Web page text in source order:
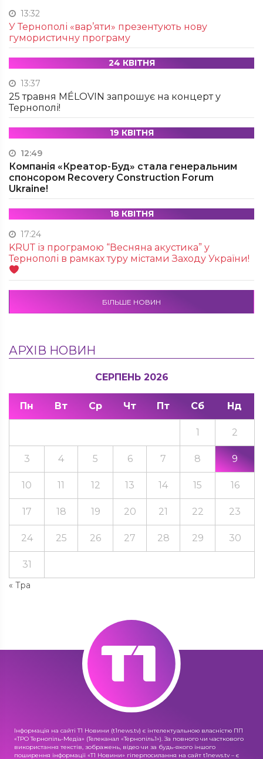
13:32
У Тернополі «вар’яти» презентують нову
гумористичну програму
24 КВІТНЯ
13:37
25 травня MÉLOVIN запрошує на концерт у
Тернополі!
19 КВІТНЯ
12:49
Компанія «Креатор-Буд» стала генеральним
спонсором Recovery Construction Forum
Ukraine!
18 КВІТНЯ
17:24
KRUТ із програмою “Весняна акустика” у
Тернополі в рамках туру містами Заходу України!
БІЛЬШЕ НОВИН
АРХІВ НОВИН
СЕРПЕНЬ 2026
Пн Вт Ср Чт Пт Сб Нд
« Тра
1 2
3 4 5 6 7 8 9
10 11 12 13 14 15 16
17 18 19 20 21 22 23
24 25 26 27 28 29 30
31
Інформація на сайті Т1 Новини (t1news.tv) є інтелектуальною власністю ПП
«ТРО Тернопіль-Медіа» (Телеканал «Тернопіль1»). За повного чи часткового
використання текстів, зображень, відео чи за будь-якого іншого
поширення інформації «Т1 Новини» гіперпосилання на сайт t1news.tv – є